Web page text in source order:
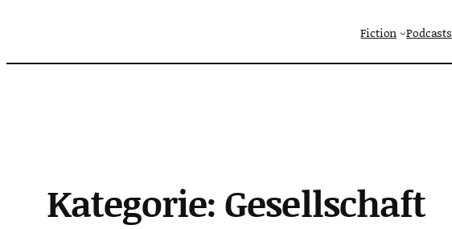
springen
Fiction Podcasts
Kategorie: Gesellschaft